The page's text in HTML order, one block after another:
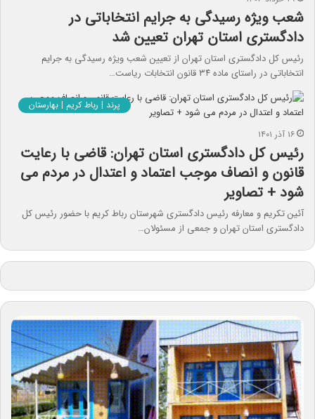
شعب ویژه رسیدگی به جرایم انتخاباتی در
دادگستری استان تهران تعیین شد
رئیس کل دادگستری استان تهران از تعیین شعب ویژه رسیدگی به جرایم
انتخاباتی در راستای ماده ۳۴ قانون انتخابات ریاست…
پرند | رباط کریم | بهارستان
۱۶ آذر ۱۴۰۱
رئیس کل دادگستری استان تهران: قاضی با رعایت
قانون و انصاف موجب اعتماد و اعتدال در مردم می
شود + تصاویر
آئین تکریم و معارفه رئیس دادگستری شهرستان رباط کریم با حضور رئیس کل
دادگستری استان تهران و جمعی از مسئولان…